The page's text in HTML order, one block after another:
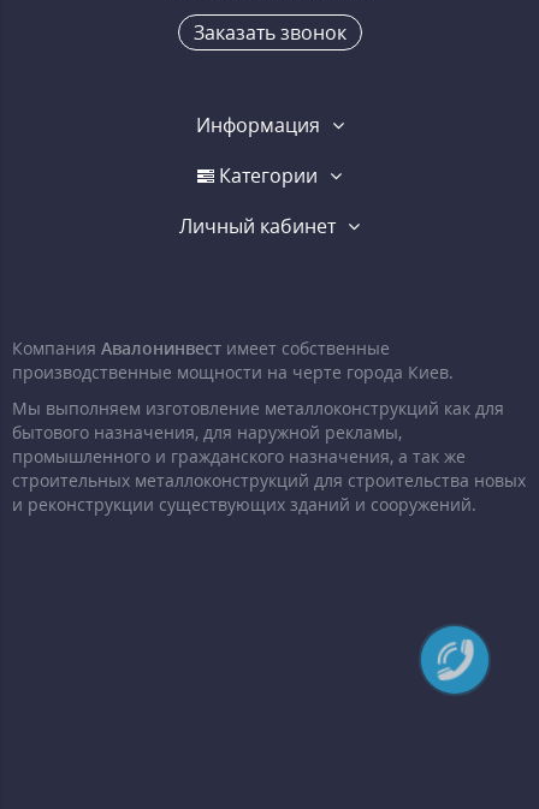
Заказать звонок
Информация
Категории
Личный кабинет
Компания Авалонинвест имеет собственные
производственные мощности на черте города Киев.
Мы выполняем изготовление металлоконструкций как для
бытового назначения, для наружной рекламы,
промышленного и гражданского назначения, а так же
строительных металлоконструкций для строительства новых
и реконструкции существующих зданий и сооружений.